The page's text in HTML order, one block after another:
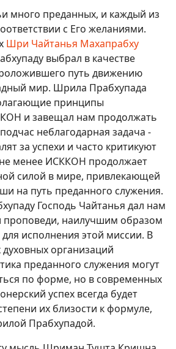
много преданных, и каждый из
с Его желаниями.
Шри Чайтанья Махапрабху
выбрал в качестве
путь движению
мир. Шрила Прабхупада
принципы
и завещал нам продолжать
неблагодарная задача -
за успехи и часто критикуют
менее ИСККОН продолжает
силой в мире, привлекающей
на путь преданного служения.
Господь Чайтанья дал нам
наилучшим образом
исполнения этой миссии. В
организаций
преданного служения могут
по форме, но в современных
успех всегда будет
их близости к формуле,
Прабхупадой.